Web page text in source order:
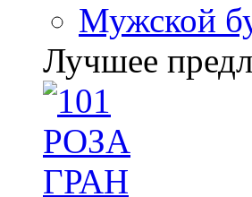
Мужской
Лучшее